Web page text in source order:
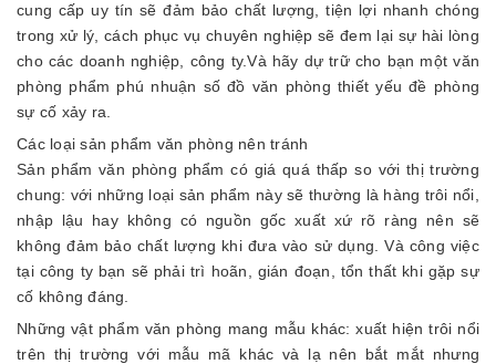
cung cấp uy tín sẽ đảm bảo chất lượng, tiện lợi nhanh chóng
trong xử lý, cách phục vụ chuyên nghiệp sẽ đem lại sự hài lòng
cho các doanh nghiệp, công ty.Và hãy dự trữ cho bạn một văn
phòng phẩm phú nhuận số đồ văn phòng thiết yếu đề phòng
sự cố xảy ra.
Các loại sản phẩm văn phòng nên tránh
Sản phẩm văn phòng phẩm có giá quá thấp so với thị trường
chung: với những loại sản phẩm này sẽ thường là hàng trôi nổi,
nhập lậu hay không có nguồn gốc xuất xứ rõ ràng nên sẽ
không đảm bảo chất lượng khi đưa vào sử dụng. Và công việc
tại công ty bạn sẽ phải trì hoãn, gián đoạn, tổn thất khi gặp sự
cố không đáng.
Những vật phẩm văn phòng mang mẫu khác: xuất hiện trôi nổi
trên thị trường với mẫu mã khác và lạ nên bắt mắt nhưng